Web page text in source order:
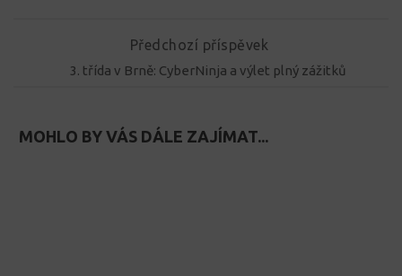
Předchozí příspěvek
3. třída v Brně: CyberNinja a výlet plný zážitků
MOHLO BY VÁS DÁLE ZAJÍMAT...